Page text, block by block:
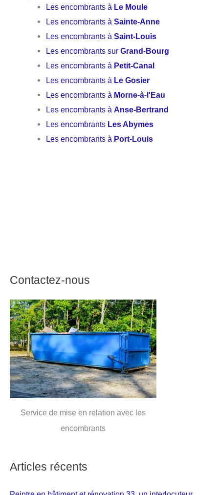
Les encombrants à Le Moule
Les encombrants àSainte-Anne
Les encombrants àSaint-Louis
Les encombrants surGrand-Bourg
Les encombrants à Petit-Canal
Les encombrants à Le Gosier
Les encombrants à Morne-à-l'Eau
Les encombrants àAnse-Bertrand
Les encombrants Les Abymes
Les encombrants à Port-Louis
Contactez-nous
Service de mise en relation avec les
encombrants
Articles récents